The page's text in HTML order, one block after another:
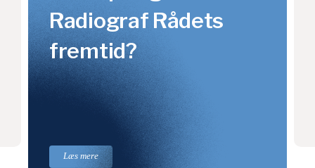
Radiograf Rådets
fremtid?
Læs mere